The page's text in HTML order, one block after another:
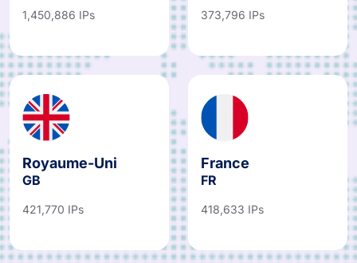
1,450,886 IPs 373,796 IPs
Royaume-Uni
GB
421,770 IPs
France
FR
418,633 IPs